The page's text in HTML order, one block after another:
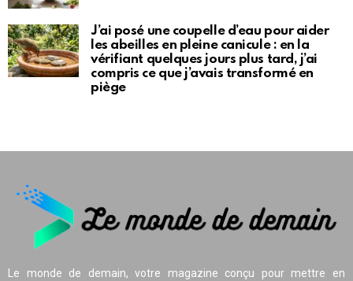
J’ai posé une coupelle d’eau pour aider
les abeilles en pleine canicule : en la
vérifiant quelques jours plus tard, j’ai
compris ce que j’avais transformé en
piège
Le monde de demain, votre magazine conçu pour mettre en